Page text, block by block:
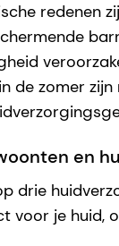
redenen
de zomer
en
drie
voor je huid,